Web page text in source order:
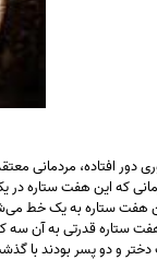
دور افتاده، مردمانی
که این هفت ستاره
هفت ستاره به یک خط
ستاره قدرتی به آن سه
و دو پسر بودند با